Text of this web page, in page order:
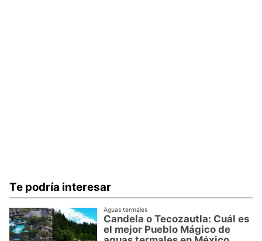
Te podría interesar
Aguas termales
Candela o Tecozautla: Cuál es
el mejor Pueblo Mágico de